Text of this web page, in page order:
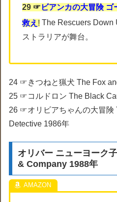
29 ☞ ビアンカの大冒険
救え ! The Rescuers Down
ストラリアが舞台。
24 ☞きつねと猟犬 The Fox
25 ☞コルドロン The Black
26 ☞オリビアちゃんの大冒険
Detective 1986年
オリバー ニューヨーク
& Company 1988年